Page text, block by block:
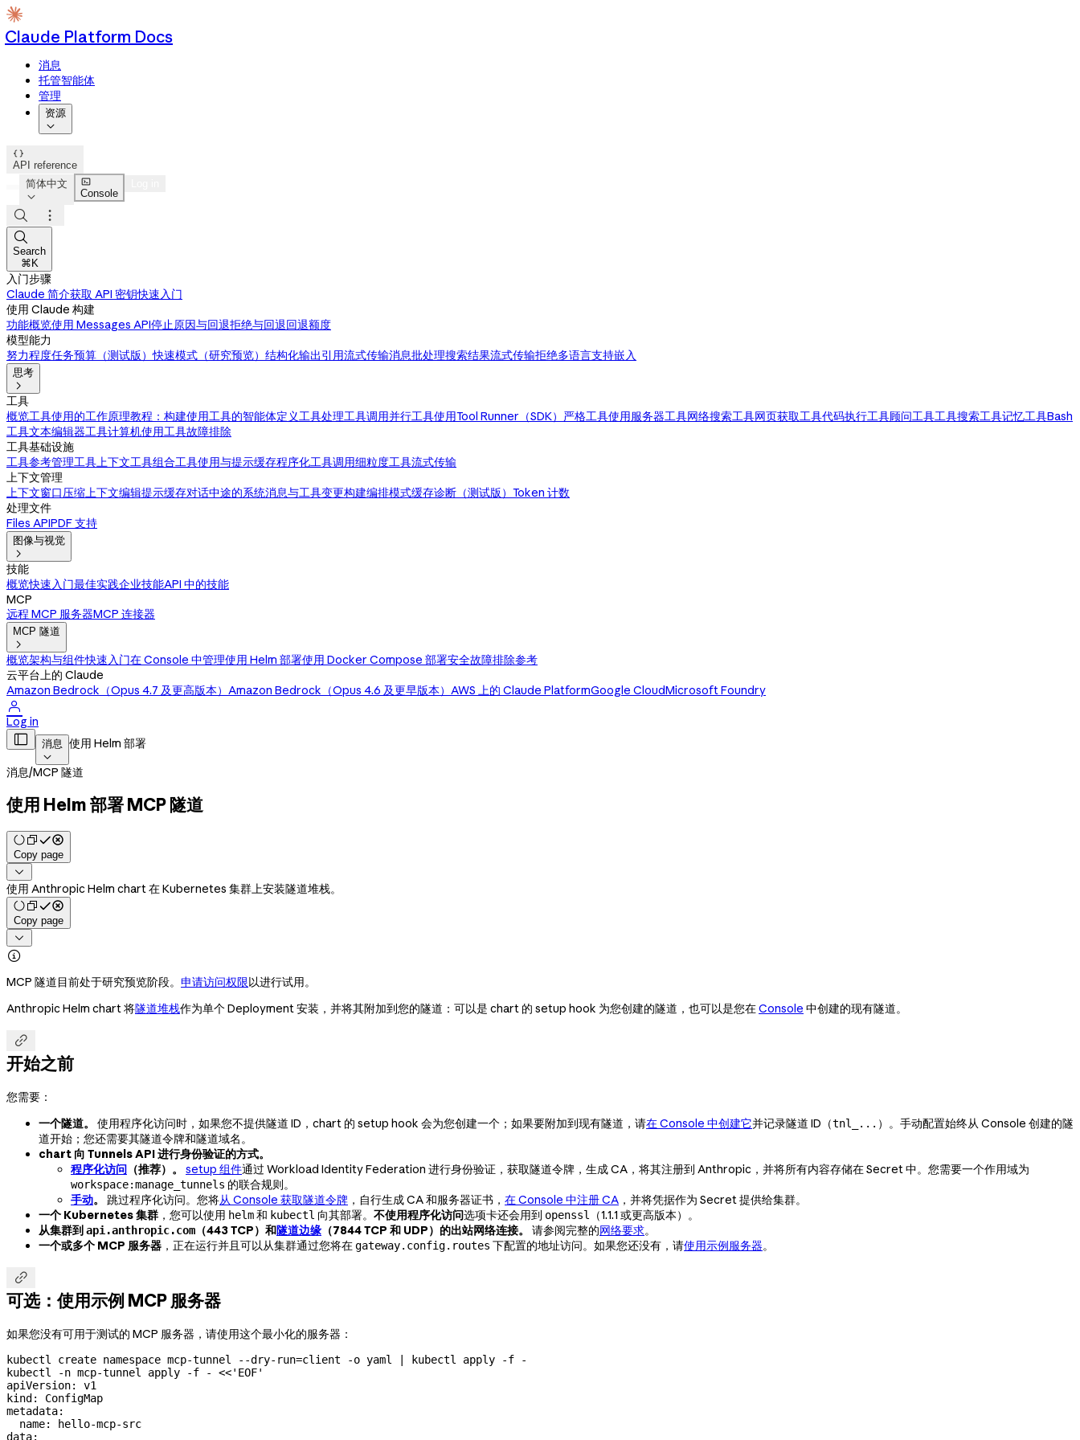
Claude Platform Docs
消息
托管智能体
管理
资源


API reference
简体中文


Console



Search
⌘K
入门步骤
Claude 简介获取 API 密钥快速入门
使用 Claude 构建
功能概览使用 Messages API停止原因与回退拒绝与回退回退额度
模型能力
努力程度任务预算（测试版）快速模式（研究预览） 结构化输出引用流式传输消息批处理搜索结果流式传输拒绝多语言支持嵌入
思考

工具
概览工具使用的工作原理教程：构建使用工具的智能体定义工具处理工具调用并行工具使用Tool Runner（SDK） 严格工具使用服务器工具网络搜索工具网页获取工具代码执行工具顾问工具工具搜索工具记忆工具Bash
工具文本编辑器工具计算机使用工具故障排除
工具基础设施
工具参考管理工具上下文工具组合工具使用与提示缓存程序化工具调用细粒度工具流式传输
上下文管理
上下文窗口压缩上下文编辑提示缓存对话中途的系统消息与工具变更构建编排模式缓存诊断（测试版） Token 计数
处理文件
Files APIPDF 支持
图像与视觉

技能
概览快速入门最佳实践企业技能API 中的技能
MCP
远程 MCP 服务器MCP 连接器
MCP 隧道

概览架构与组件快速入门在 Console 中管理使用 Helm 部署使用 Docker Compose 部署安全故障排除参考
云平台上的 Claude
Amazon Bedrock（Opus 4.7 及更高版本） Amazon Bedrock（Opus 4.6 及更早版本） AWS 上的 Claude PlatformGoogle CloudMicrosoft Foundry

Log in
 消息

使用 Helm 部署
消息/MCP 隧道
使用 Helm 部署 MCP 隧道
Copy page

使用 Anthropic Helm chart 在 Kubernetes 集群上安装隧道堆栈。
Copy page


MCP 隧道目前处于研究预览阶段。 申请访问权限以进行试用。
Anthropic Helm chart 将隧道堆栈作为单个 Deployment 安装，并将其附加到您的隧道：可以是 chart 的 setup hook 为您创建的隧道，也可以是您在Console 中创建的现有隧道。

开始之前
您需要：
一个隧道。
使用程序化访问时，如果您不提供隧道 ID，chart 的 setup hook 会为您创建一个；如果要附加到现有隧道，请在 Console 中创建它并记录隧道 ID（tnl_... ）。手动配置始终从 Console 创建的隧
道开始；您还需要其隧道令牌和隧道域名。
chart 向 Tunnels API 进行身份验证的方式。
程序化访问 （推荐）。 setup 组件通过 Workload Identity Federation 进行身份验证，获取隧道令牌，生成 CA，将其注册到 Anthropic，并将所有内容存储在 Secret 中。您需要一个作用域为
workspace:manage_tunnels 的联合规则。
手动。 跳过程序化访问。您将从 Console 获取隧道令牌 ，自行生成 CA 和服务器证书， 在 Console 中注册 CA ，并将凭据作为 Secret 提供给集群。
一个 Kubernetes 集群 ，您可以使用 helm和 kubectl 向其部署。 不使用程序化访问选项卡还会用到 openssl
（1.1.1 或更高版本）。
从集群到api.anthropic.com （443 TCP）和隧道边缘 （7844 TCP 和 UDP）的出站网络连接。 请参阅完整的网络要求。
一个或多个 MCP 服务器 ，正在运行并且可以从集群通过您将在gateway.config.routes 下配置的地址访问。如果您还没有，请使用示例服务器。

可选：使用示例 MCP 服务器
如果您没有可用于测试的 MCP 服务器，请使用这个最小化的服务器：
kubectl create namespace mcp-tunnel --dry-run=client -o yaml | kubectl apply -f -
kubectl
-n mcp-tunnel apply -f - <<'EOF'
apiVersion: v1
kind: ConfigMap
metadata:
  name: hello-mcp-src
data: